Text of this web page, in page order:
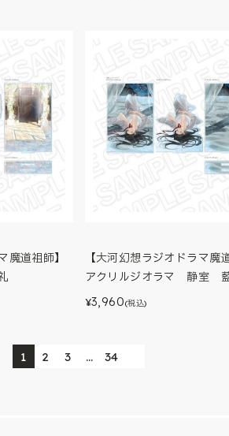
魔道祖師】
【大河幻想ラジオドラマ魔
アクリルジオラマ 静室
¥3,960(税込)
1 2 3 … 34